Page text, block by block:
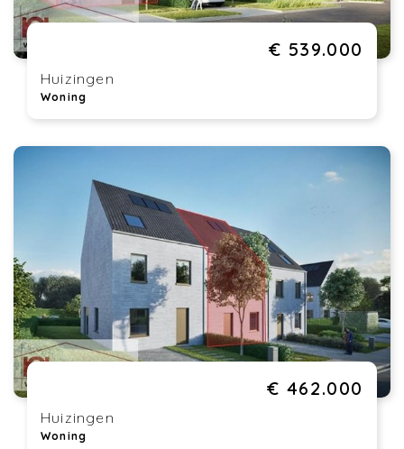
€ 539.000
Huizingen
Woning
€ 462.000
Huizingen
Woning